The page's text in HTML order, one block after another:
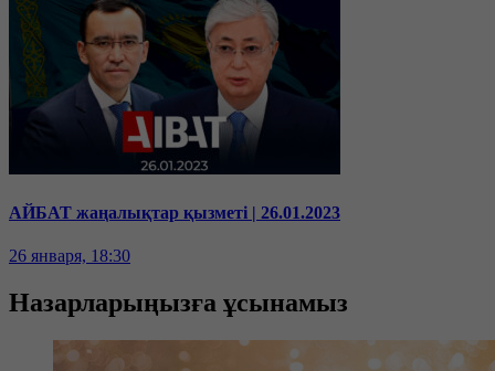
АЙБАТ жаңалықтар қызметі | 26.01.2023
26 января, 18:30
Назарларыңызға ұсынамыз